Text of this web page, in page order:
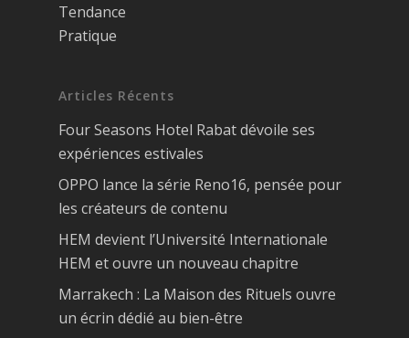
Tendance
Pratique
Articles Récents
Four Seasons Hotel Rabat dévoile ses
expériences estivales
OPPO lance la série Reno16, pensée pour
les créateurs de contenu
HEM devient l’Université Internationale
HEM et ouvre un nouveau chapitre
Marrakech : La Maison des Rituels ouvre
un écrin dédié au bien-être